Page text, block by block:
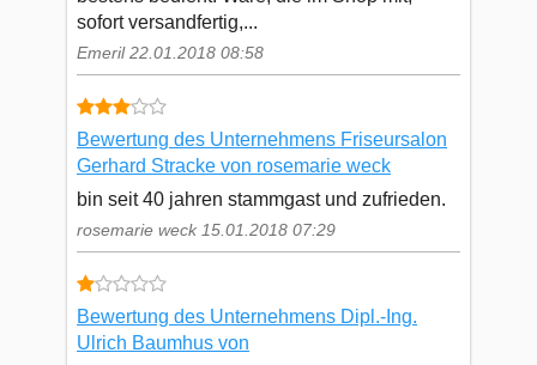
sofort versandfertig,...
Emeril 22.01.2018 08:58
Bewertung des Unternehmens Friseursalon
Gerhard Stracke von rosemarie weck
bin seit 40 jahren stammgast und zufrieden.
rosemarie weck 15.01.2018 07:29
Bewertung des Unternehmens Dipl.-Ing.
Ulrich Baumhus von